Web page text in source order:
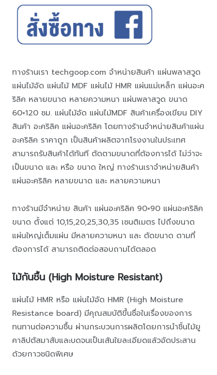
ทางร้านเรา techgoop.com จำหน่ายสินค้า แผ่นพลาสวูด
แผ่นไม้อัด แผ่นไม้ MDF แผ่นไม้ HMR แผ่นแม่เหล็ก แผ่นอะค
ริลิค หลายขนาด หลายความหนา แผ่นพลาสวูด ขนาด
60×120 ซม. แผ่นไม้อัด แผ่นไม้MDF สินค้าเครื่องเขียน DIY
สินค้า อะคริลิค แผ่นอะคริลิค โดยทางร้านจำหน่ายสินค้าแผ่น
อะคริลิค ราคาถูก เป็นสินค้าผลิตจากโรงงานในประเทศ
สามารถรับสินค้าได้ทันที ตัดตามขนาดที่ต้องการได้ ไม่ว่าจะ
เป็นขนาด และ หรือ ขนาด ใหญ่ ทางร้านเราจำหน่ายสินค้า
แผ่นอะคริลิค หลายขนาด และ หลายความหนา
ทางร้านมีจำหน่าย สินค้า แผ่นอะคริลิค 90×90 แผ่นอะคริลิค
ขนาด ตั้งแต่ 10,15,20,25,30,35 เซนติเมตร ไปถึงขนาด
แผ่นใหญ่เต็มแผ่น มีหลายความหนา และ ตัดขนาด ตามที่
ต้องการได้ สามารถติดต่อสอบถามได้ตลอด
ไม้กันชื้น (High Moisture Resistant)
แผ่นไม้ HMR หรือ แผ่นไม้อัด HMR (High Moisture
Resistance board) มีคุณสมบัติขึ้นชื่อในเรื่องของการ
ทนทานต่อความชื้น ผ่านกระบวนการผลิตโดยการนำชิ้นไม้ยู
คาลิปตัสมาสับและบดจนเป็นเส้นใยละเอียดแล้วอัดประสาน
ด้วยกาวชนิดพิเศษ